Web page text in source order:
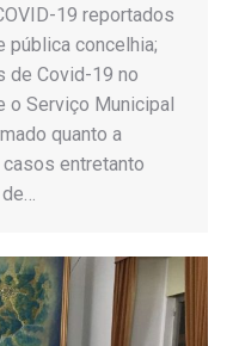
19 reportados
pública concelhia;
de Covid-19 no
o Serviço Municipal
quanto a
entretanto